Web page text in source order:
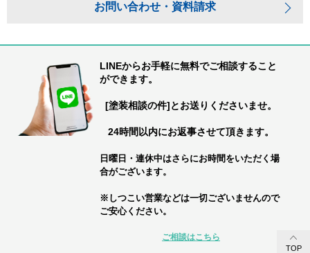
お問い合わせ・資料請求
LINEからお手軽に無料でご相談すること
ができます。
[塗装相談の件]とお送りくださいませ。
24時間以内にお返事させて頂きます。
日曜日・連休中はさらにお時間をいただく場
合がございます。
※しつこい営業などは一切ございませんので
ご安心ください。
ご相談はこちら
TOP